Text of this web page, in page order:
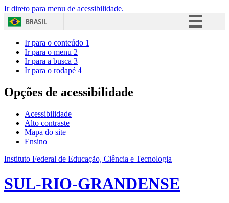
Ir direto para menu de acessibilidade.
BRASIL
Acesso à informação
Ir para o conteúdo 1
Ir para o menu 2
Ir para a busca 3
Ir para o rodapé 4
Opções de acessibilidade
Acessibilidade
Alto contraste
Mapa do site
Ensino
Instituto Federal de Educação, Ciência e Tecnologia
SUL-RIO-GRANDENSE